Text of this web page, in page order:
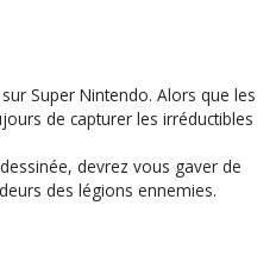
Super Nintendo. Alors que les
de capturer les irréductibles
devrez vous gaver de
des légions ennemies.